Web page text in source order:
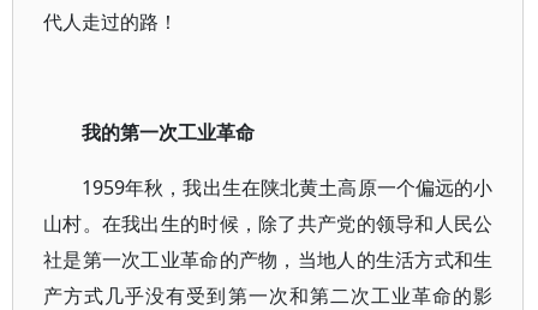
代人走过的路！
我的第一次工业革命
1959年秋，我出生在陕北黄土高原一个偏远的小
山村。在我出生的时候，除了共产党的领导和人民公
社是第一次工业革命的产物，当地人的生活方式和生
产方式几乎没有受到第一次和第二次工业革命的影